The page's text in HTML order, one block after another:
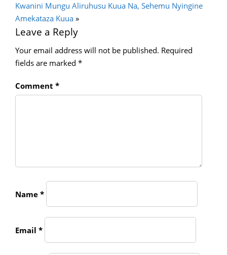
Kwanini Mungu Aliruhusu Kuua Na, Sehemu Nyingine
Amekataza Kuua »
Leave a Reply
Your email address will not be published. Required
fields are marked *
Comment *
Name *
Email *